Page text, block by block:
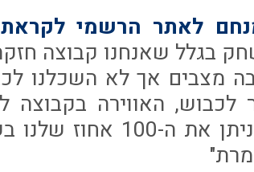
לאתר הרשמי לקראת
בגלל שאנחנו קבוצה
מצבים אך לא השכלנו
לכבוש, האווירה
אנחנו נגיע למשחק